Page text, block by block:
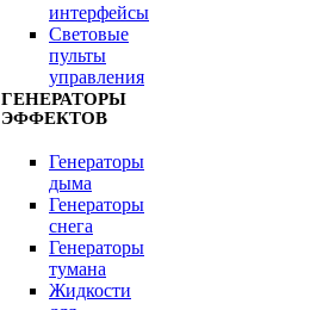
интерфейсы
Световые
пульты
управления
ГЕНЕРАТОРЫ
ЭФФЕКТОВ
Генераторы
дыма
Генераторы
снега
Генераторы
тумана
Жидкости